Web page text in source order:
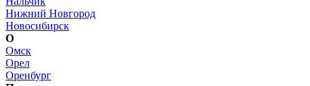
Нижний Новгород
Новосибирск
О
Омск
Орел
Оренбург